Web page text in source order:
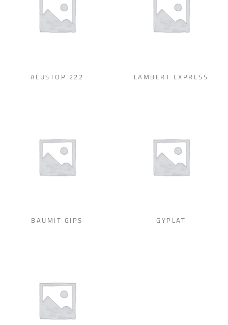
ALUSTOP 222 LAMBERT EXPRESS
BAUMIT GIPS GYPLAT